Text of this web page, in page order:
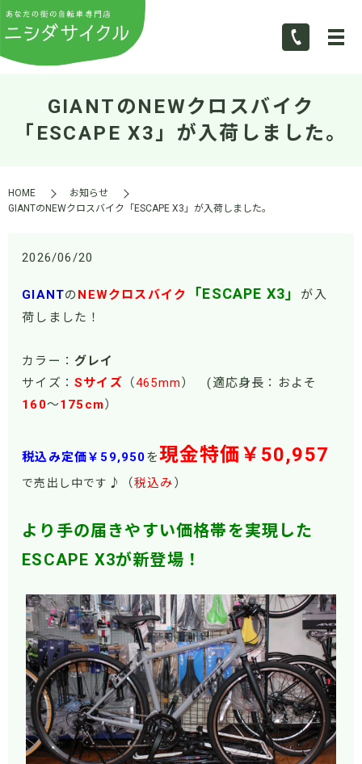
GIANTのNEWクロスバイク
「ESCAPE X3」が入荷しました。
HOME
お知らせ
GIANTのNEWクロスバイク「ESCAPE X3」が入荷しました。
2026/06/20
GIANTの NEWクロスバイク 「ESCAPE X3」
が入
荷しました！
カラー： グレイ
サイズ： Sサイズ （465mm ） (適応身長：およそ
160～175cm）
税込み定価￥59,950を現金特価￥50,957
で売出し中です ♪（税込み ）
より手の届きやすい価格帯を実現した
ESCAPE X3が新登場！